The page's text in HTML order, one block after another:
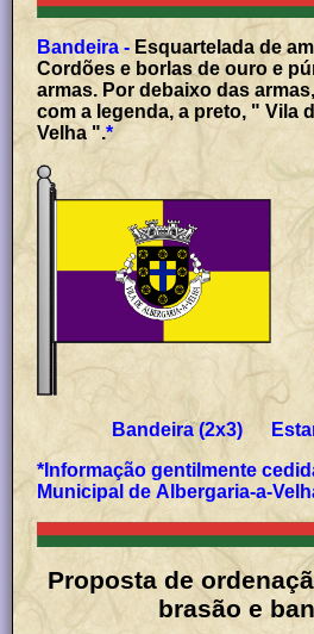
Bandeira - Esquartelada de
Cordões e borlas de ouro e
armas. Por debaixo das
com a legenda, a preto, " Vila
Velha ".*
Bandeira (2x3)
*Informação gentilmente
Municipal de Albergaria-a-
Proposta deo
brasão e